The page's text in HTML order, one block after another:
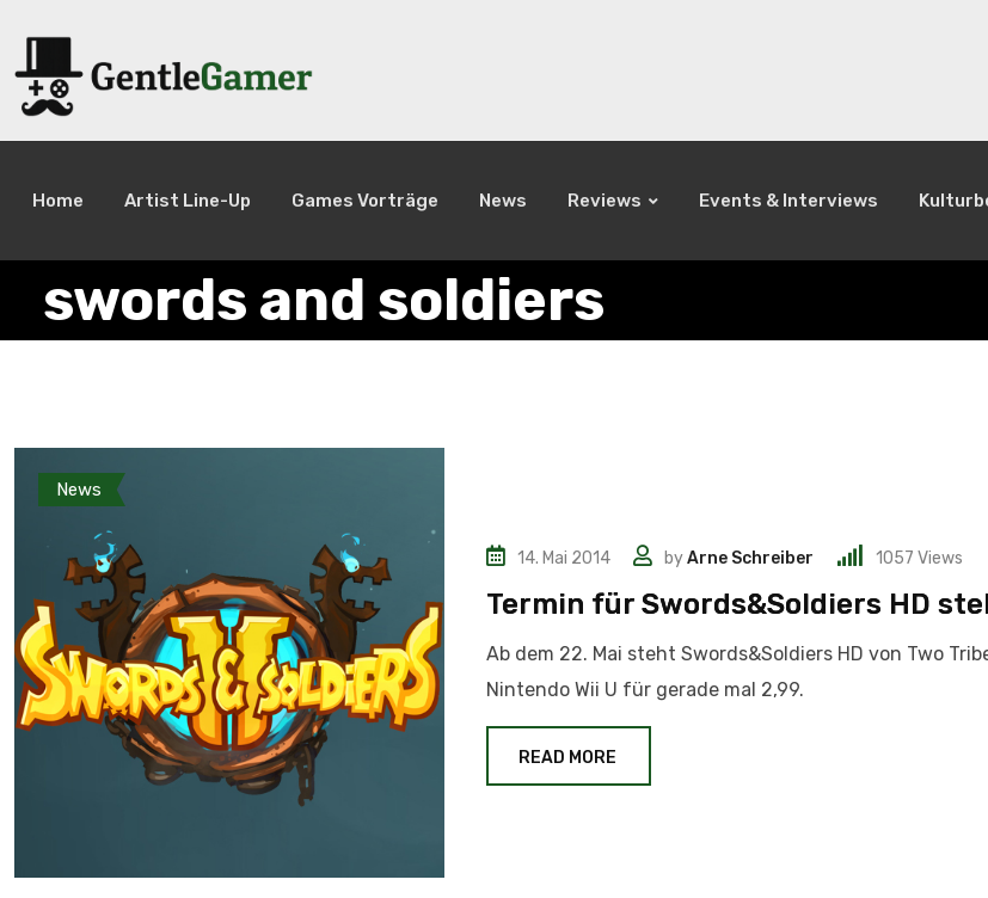
Home Artist Line-Up Games Vorträge News Reviews Events & Interviews
swords and soldiers
News
14. Mai 2014 byArne Schreiber 1057 Views
Termin für Swords&Soldiers HD
Ab dem 22. Mai steht Swords&Soldiers HD von Two
Nintendo Wii U für gerade mal 2,99.
READ MORE